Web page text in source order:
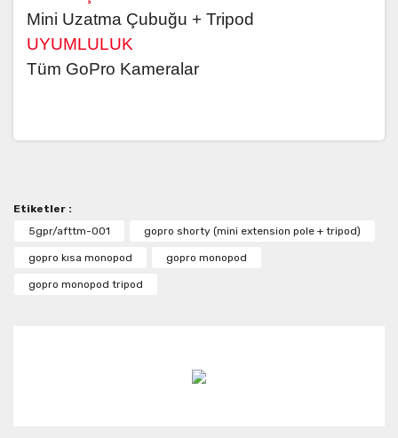
Mini Uzatma Çubuğu + Tripod
UYUMLULUK
Tüm GoPro Kameralar
Ürün resmi kalitesiz, bozuk veya görüntülenemiyor.
Ürün açıklamasında eksik bilgiler bulunuyor.
Ürün bilgilerinde hatalar bulunuyor.
Etiketler :
5gpr/afttm-001
gopro shorty (mini extension pole + tripod)
gopro kısa monopod gopro monopod
gopro monopod tripod